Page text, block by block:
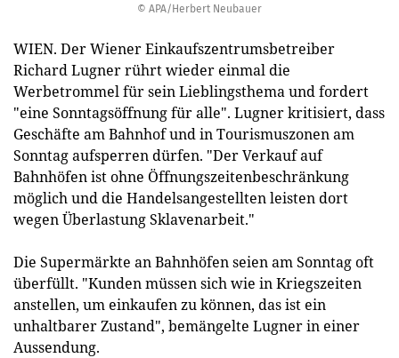
© APA/Herbert Neubauer
WIEN. Der Wiener Einkaufszentrumsbetreiber
Richard Lugner rührt wieder einmal die
Werbetrommel für sein Lieblingsthema und fordert
"eine Sonntagsöffnung für alle". Lugner kritisiert, dass
Geschäfte am Bahnhof und in Tourismuszonen am
Sonntag aufsperren dürfen. "Der Verkauf auf
Bahnhöfen ist ohne Öffnungszeitenbeschränkung
möglich und die Handelsangestellten leisten dort
wegen Überlastung Sklavenarbeit."
Die Supermärkte an Bahnhöfen seien am Sonntag oft
überfüllt. "Kunden müssen sich wie in Kriegszeiten
anstellen, um einkaufen zu können, das ist ein
unhaltbarer Zustand", bemängelte Lugner in einer
Aussendung.